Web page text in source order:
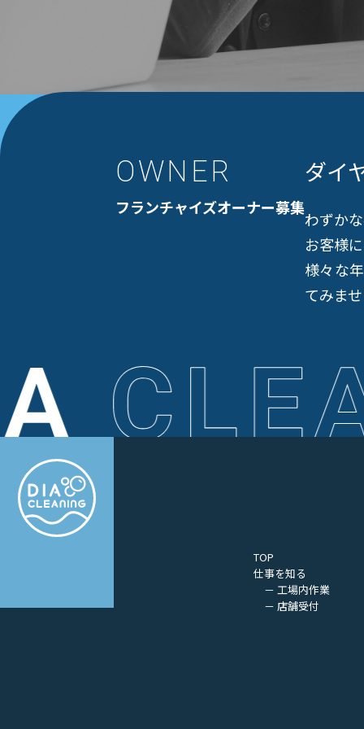
OWNER
フランチャイズオーナー募集
ダイ
わずか
お客様
様々な
てみま
TOP
仕事を知る
－ 工場内作業
－ 店舗受付